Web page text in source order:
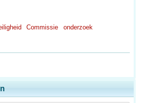
Commissie onderzoek